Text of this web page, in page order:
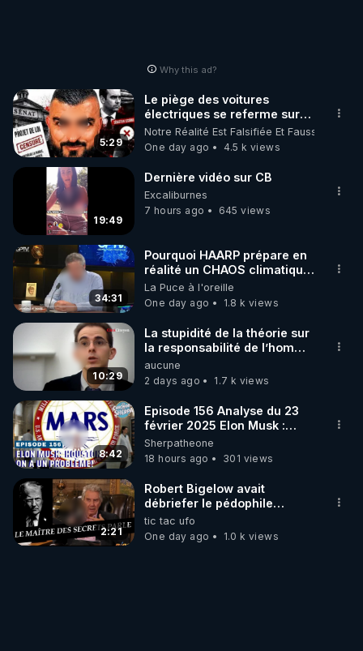
Why this ad?
5:29
Le piège des voitures
électriques se referme sur
les usagers !
Notre Réalité Est Falsifiée Et Fausse
One day ago
4.5 k views
19:49
Dernière vidéo sur CB
Excaliburnes
7 hours ago
645 views
34:31
Pourquoi HAARP prépare en
réalité un CHAOS climatique,
on répond
La Puce à l'oreille
One day ago
1.8 k views
10:29
La stupidité de la théorie sur
la responsabilité de l’homme
concernant le dioxyde de
carbone.
aucune
2 days ago
1.7 k views
8:42
Episode 156 Analyse du 23
février 2025 Elon Musk :
Houston , on a un problème !
Sherpatheone
18 hours ago
301 views
2:21
Robert Bigelow avait
débriefer le pédophile
génocidaire de donald j
trump
tic tac ufo
One day ago
1.0 k views